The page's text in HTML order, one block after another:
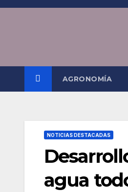
Saltar
AGRONOMÍA
NOTICIAS DESTACADAS
agua